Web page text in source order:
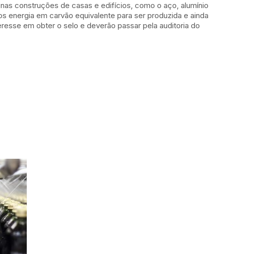
construções de casas e edifícios, como o aço, alumínio
energia em carvão equivalente para ser produzida e ainda
em obter o selo e deverão passar pela auditoria do